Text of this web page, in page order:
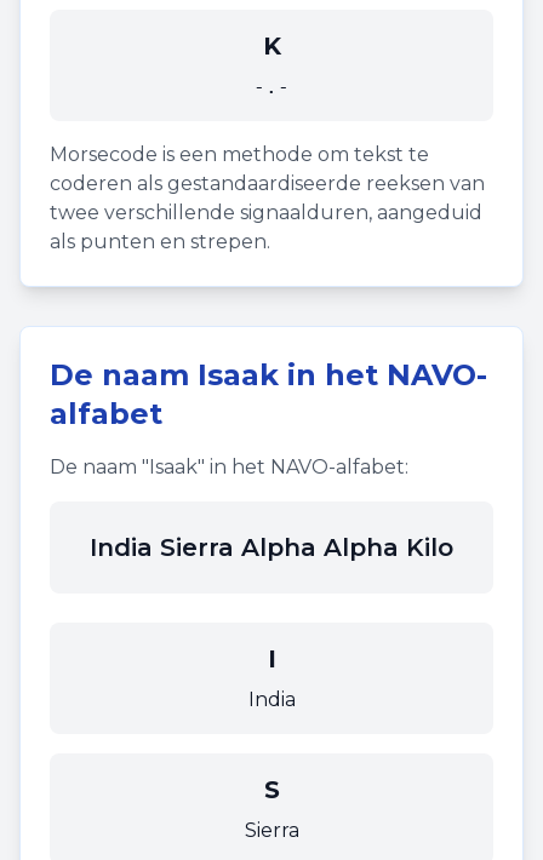
K
-.-
Morsecode is een methode om tekst te
coderen als gestandaardiseerde reeksen van
twee verschillende signaalduren, aangeduid
als punten en strepen.
De naam Isaak in het NAVO-
alfabet
De naam "Isaak" in het NAVO-alfabet:
India Sierra Alpha Alpha Kilo
I
India
S
Sierra